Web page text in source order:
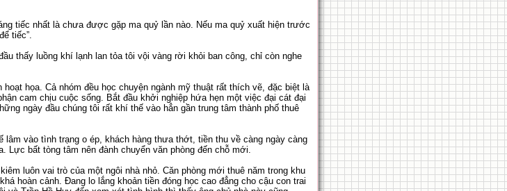
tiếc nhất là chưa được gặp ma quỷ lần nào. Nếu ma quỷ xuất hiện trước
tiếc”.
thấy luồng khí lạnh lan tỏa tôi vội vàng rời khỏi ban công, chỉ còn nghe
họa. Cả nhóm đều học chuyện ngành mỹ thuật rất thích vẽ, đặc biệt là
cam chịu cuộc sống. Bắt đầu khởi nghiệp hứa hẹn một việc đại cát đại
ngày đầu chúng tôi rất khí thế vào hẳn gần trung tâm thành phố thuê
lâm vào tình trạng o ép, khách hàng thưa thớt, tiền thu về càng ngày càng
Lực bất tòng tâm nên đành chuyển văn phòng đến chỗ mới.
luôn vai trò của một ngôi nhà nhỏ. Căn phòng mới thuê năm trong khu
hoàn cảnh. Đang lo lắng khoản tiền đóng học cao đẳng cho cậu con trai